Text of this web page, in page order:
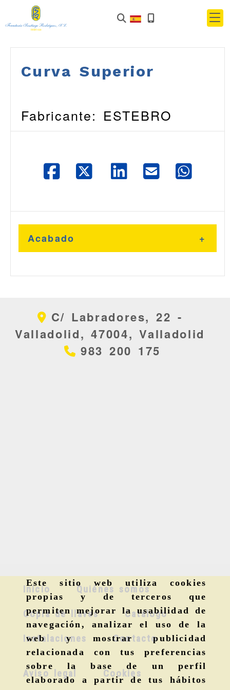
Este sitio web utiliza cookies
propias y de terceros que
permiten mejorar la usabilidad de
navegación, analizar el uso de la
web y mostrar publicidad
relacionada con tus preferencias
sobre la base de un perfil
elaborado a partir de tus hábitos
Curva Superior
Fabricante: ESTEBRO
Acabado
AceroC/ Labradores, 22 -
Valladolid,47004,Valladolid
983 200 175
Inicio Quiénes somos
Copia de llaves Catálogo
Instalaciones Contacto
Aviso legal Cookies